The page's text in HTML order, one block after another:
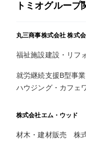
トミオグループ
丸三商事株式会社 株式
福祉施設建設・リフ
就労継続支援B型事
ハウジング・カフェ
株式会社エム・ウッド
材木・建材販売 株